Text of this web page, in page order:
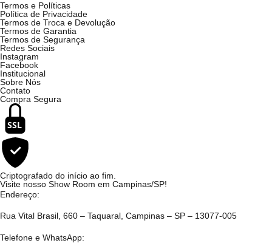
Termos e Políticas
Política de Privacidade
Termos de Troca e Devolução
Termos de Garantia
Termos de Segurança
Redes Sociais
Instagram
Facebook
Institucional
Sobre Nós
Contato
Compra Segura
SSL
Criptografado do início ao fim.
Visite nosso Show Room em Campinas/SP!
Endereço:
Rua Vital Brasil, 660 – Taquaral, Campinas – SP – 13077-005
Telefone e WhatsApp: